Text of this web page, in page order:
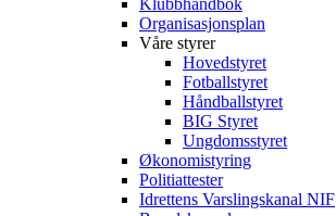
Organisasjonsplan
Våre styrer
Hovedstyret
Fotballstyret
Håndballstyret
BIG Styret
Ungdomsstyret
Økonomistyring
Politiattester
Idrettens Varslingskanal NIF